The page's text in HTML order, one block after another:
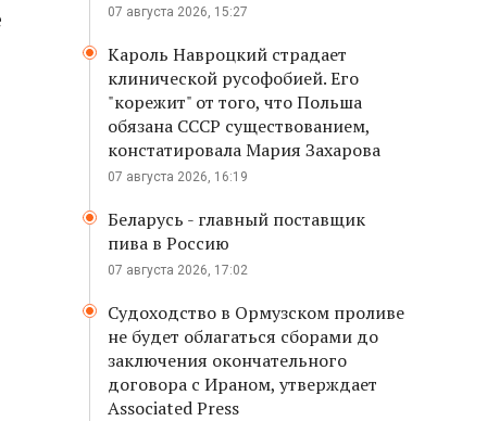
07 августа 2026, 15:27
Кароль Навроцкий страдает
клинической русофобией. Его
"корежит" от того, что Польша
обязана СССР существованием,
констатировала Мария Захарова
07 августа 2026, 16:19
Беларусь - главный поставщик
пива в Россию
07 августа 2026, 17:02
Судоходство в Ормузском проливе
не будет облагаться сборами до
заключения окончательного
договора с Ираном, утверждает
Associated Press